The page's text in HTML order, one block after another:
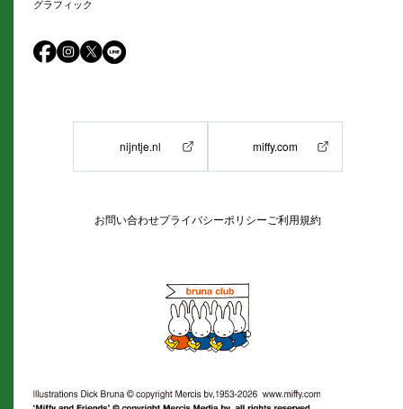
グラフィック
nijntje.nl miffy.com
お問い合わせプライバシーポリシーご利用規約